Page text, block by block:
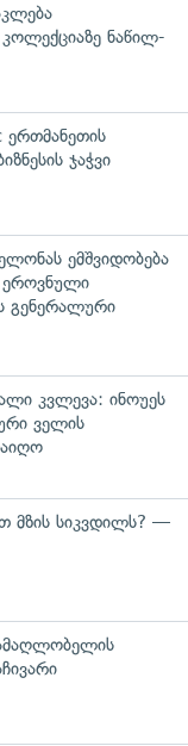
ნაწილ-
ჯაჭვი
ემშვიდობება
გენერალური
კვლევა: ინოუეს
ველის
მზის სიკვდილს? —